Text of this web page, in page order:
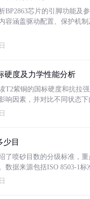
BP2863芯片的引脚功能及
容涵盖驱动配置、保护机
硬度及力学性能分析
T2紫铜的国标硬度和抗拉
响因素，并对比不同状态
少目
了喷砂目数的分级标准，
数据来源包括ISO 8503-1